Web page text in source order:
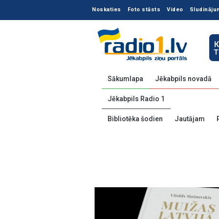
Noskaties Foto stāsts Video
Sākumlapa Jēkabpils novadā
Jēkabpils Radio 1
Bibliotēka šodien Jautājam